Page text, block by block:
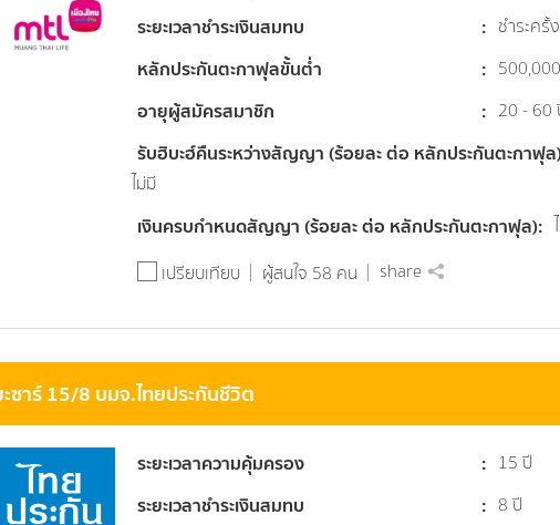
ระยะเวลาชำระเงินสมทบ ชำระครั้
หลักประกันตะกาฟุลขั้นต่ำ
อายุผู้สมัครสมาชิก 20 - 60
รับฮิบะฮ์คืนระหว่างสัญญา (ร้อยละ ต่อ หลักประกันตะกาฟุ
ไม่มี
เงินครบกำหนดสัญญา (ร้อยละ ต่อ หลักประกันตะกาฟุล)
เปรียบเทียบ
ผู้สนใจ 58 คน share
ซาร์ 15/8 บมจ.ไทยประกันชีวิต
ระยะเวลาความคุ้มครอง 15 ปี
ระยะเวลาชำระเงินสมทบ 8 ปี